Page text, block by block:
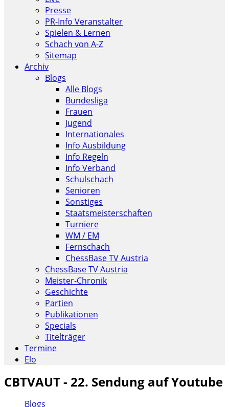
Presse
PR-Info Veranstalter
Spielen & Lernen
Schach von A-Z
Sitemap
Archiv
Blogs
Alle Blogs
Bundesliga
Frauen
Jugend
Internationales
Info Ausbildung
Info Regeln
Info Verband
Schulschach
Senioren
Sonstiges
Staatsmeisterschaften
Turniere
WM / EM
Fernschach
ChessBase TV Austria
ChessBase TV Austria
Meister-Chronik
Geschichte
Partien
Publikationen
Specials
Titelträger
Termine
Elo
CBTVAUT - 22. Sendung auf Youtube
Blogs